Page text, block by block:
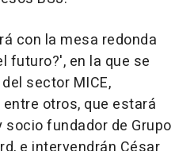
con la mesa redonda
futuro?', en la que se
sector MICE,
otros, que estará
socio fundador de Grupo